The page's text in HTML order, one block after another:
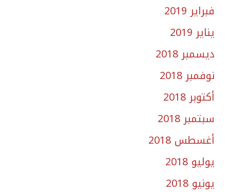
فبراير 2019
يناير 2019
ديسمبر 2018
نوفمبر 2018
أكتوبر 2018
سبتمبر 2018
أغسطس 2018
يوليو 2018
يونيو 2018